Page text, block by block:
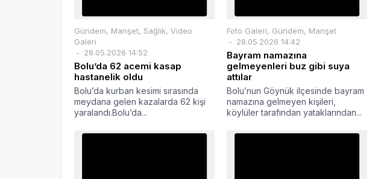
Gündem, Manşet, Sağlık, Video
Galeri
28.05.2026 14:52
Bolu’da 62 acemi kasap
hastanelik oldu
Bolu’da kurban kesimi sırasında
meydana gelen kazalarda 62 kişi
yaralandı.Bolu’da...
Foto Galeri, Gündem, Manşet
28.05.2026 14:42
Bayram namazına
gelmeyenleri buz gibi suya
attılar
Bolu’nun Göynük ilçesinde bayram
namazına gelmeyen kişileri,
köylüler tarafından yataklarından...